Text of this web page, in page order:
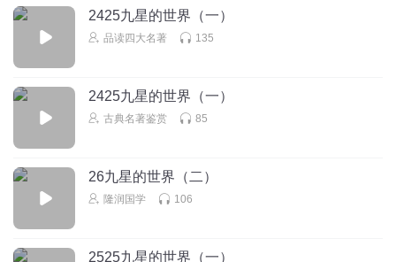
2425九星的世界（一）
品读四大名著 135
2425九星的世界（一）
古典名著鉴赏 85
26九星的世界（二）
隆润国学 106
2525九星的世界（一）